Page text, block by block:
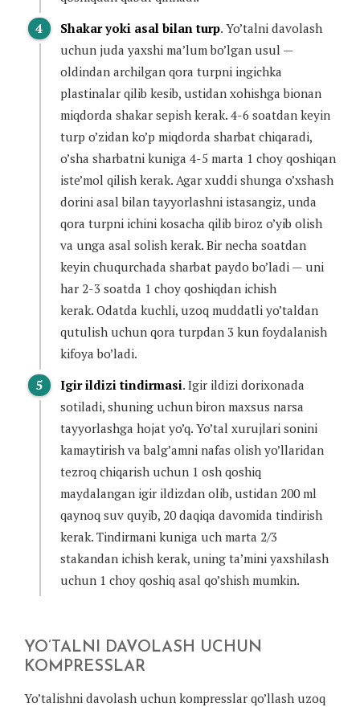
Shakar yoki asal bilan turp. Yo’talni davolash
uchun juda yaxshi ma’lum bo’lgan usul —
oldindan archilgan qora turpni ingichka
plastinalar qilib kesib, ustidan xohishga bionan
miqdorda shakar sepish kerak. 4-6 soatdan keyin
turp o’zidan ko’p miqdorda sharbat chiqaradi,
o’sha sharbatni kuniga 4-5 marta 1 choy qoshiqan
iste’mol qilish kerak. Agar xuddi shunga o’xshash
dorini asal bilan tayyorlashni istasangiz, unda
qora turpni ichini kosacha qilib biroz o’yib olish
va unga asal solish kerak. Bir necha soatdan
keyin chuqurchada sharbat paydo bo’ladi — uni
har 2-3 soatda 1 choy qoshiqdan ichish
kerak. Odatda kuchli, uzoq muddatli yo’taldan
qutulish uchun qora turpdan 3 kun foydalanish
kifoya bo’ladi.
Igir ildizi tindirmasi. Igir ildizi dorixonada
sotiladi, shuning uchun biron maxsus narsa
tayyorlashga hojat yo’q. Yo’tal xurujlari sonini
kamaytirish va balg’amni nafas olish yo’llaridan
tezroq chiqarish uchun 1 osh qoshiq
maydalangan igir ildizdan olib, ustidan 200 ml
qaynoq suv quyib, 20 daqiqa davomida tindirish
kerak. Tindirmani kuniga uch marta 2/3
stakandan ichish kerak, uning ta’mini yaxshilash
uchun 1 choy qoshiq asal qo’shish mumkin.
YO’TALNI DAVOLASH UCHUN
KOMPRESSLAR
Yo’talishni davolash uchun kompresslar qo’llash uzoq